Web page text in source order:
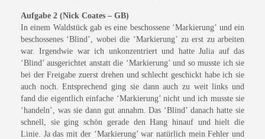
Aufgabe 2 (Nick Coates – GB)
In einem Waldstück gab es eine beschossene ‘Markierung’ und ein
beschossenes ‘Blind’, wobei die ‘Markierung’ zu erst zu arbeiten
war. Irgendwie war ich unkonzentriert und hatte Julia auf das
‘Blind’ ausgerichtet anstatt die ‘Markierung’ und so musste ich sie
bei der Freigabe zuerst drehen und schlecht geschickt habe ich sie
auch noch. Entsprechend ging sie dann auch zu weit links und
fand die eigentlich einfache ‘Markierung’ nicht und ich musste sie
‘handeln’, was sie dann gut annahm. Das ‘Blind’ danach hatte sie
schnell, sie ging schön gerade den Hang hinauf und hielt die
Linie. Ja das mit der ‘Markierung’ war natürlich mein Fehler und